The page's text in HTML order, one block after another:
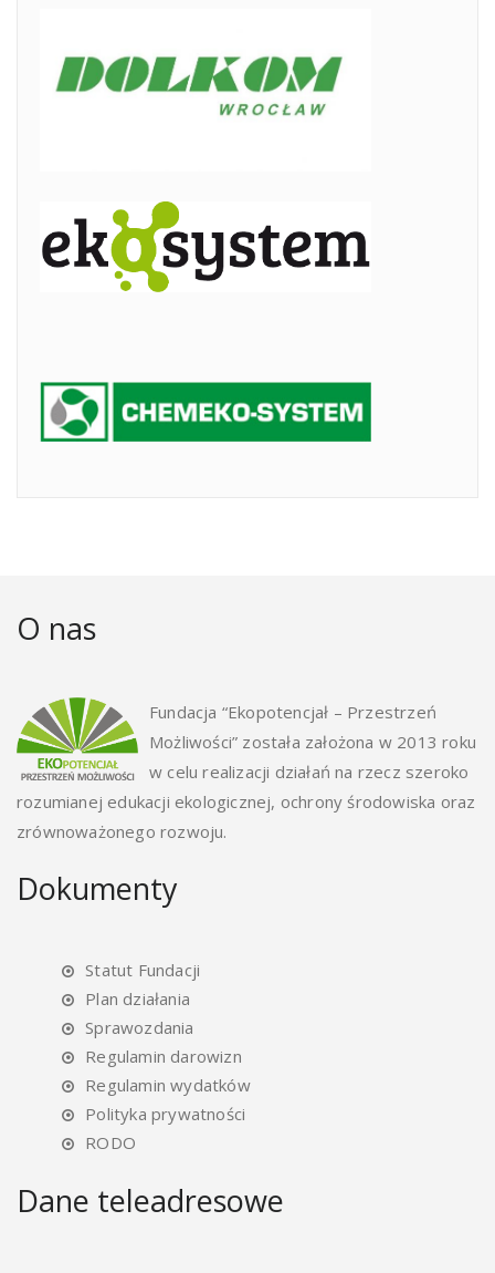
O nas
Fundacja “Ekopotencjał – Przestrzeń
Możliwości” została założona w 2013 roku
w celu realizacji działań na rzecz szeroko
rozumianej edukacji ekologicznej, ochrony środowiska oraz
zrównoważonego rozwoju.
Dokumenty
Statut Fundacji
Plan działania
Sprawozdania
Regulamin darowizn
Regulamin wydatków
Polityka prywatności
RODO
Dane teleadresowe